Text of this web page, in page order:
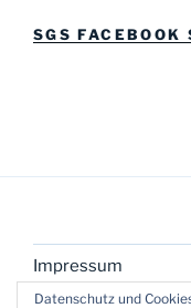
SGS FACEBOOK
Impressum
Datenschutz und